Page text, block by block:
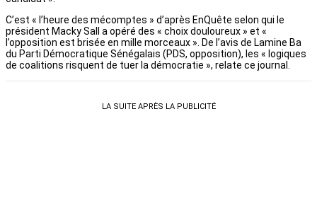
C’est « l’heure des mécomptes » d’après EnQuête selon qui le
président Macky Sall a opéré des « choix douloureux » et «
l’opposition est brisée en mille morceaux ». De l’avis de Lamine Ba
du Parti Démocratique Sénégalais (PDS, opposition), les « logiques
de coalitions risquent de tuer la démocratie », relate ce journal.
LA SUITE APRÈS LA PUBLICITÉ